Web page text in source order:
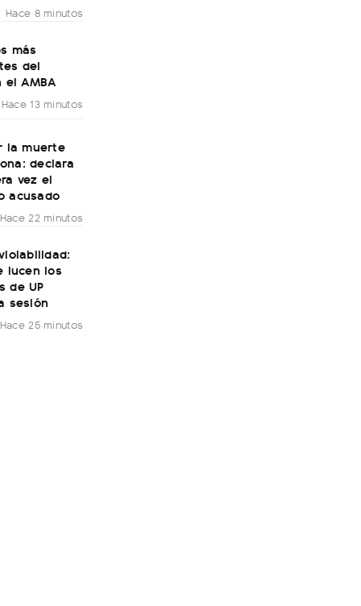
Hace 8 minutos
más
del
AMBA
Hace 13 minutos
la muerte
declara
vez el
acusado
Hace 22 minutos
lucen los
de UP
sesión
Hace 25 minutos